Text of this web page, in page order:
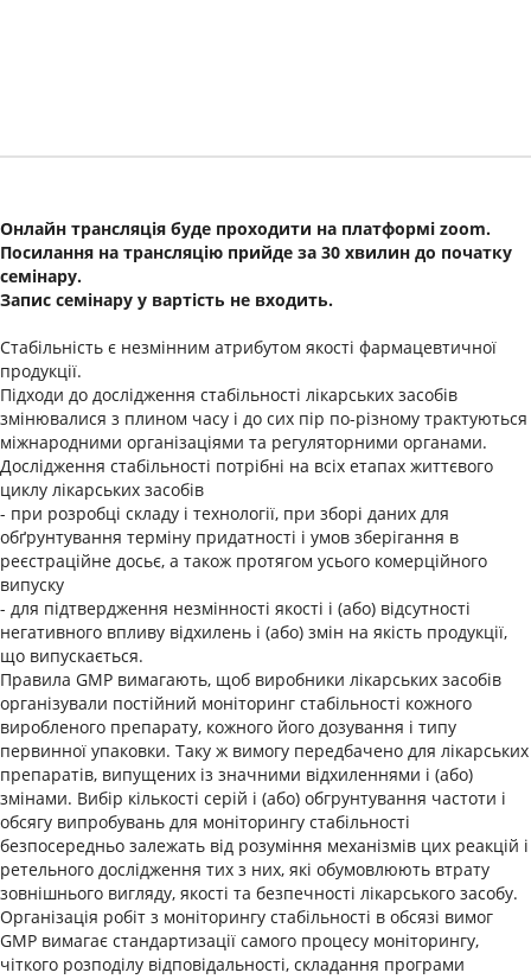
Онлайн трансляція буде проходити на платформі zoom.
Посилання на трансляцію прийде за 30 хвилин до початку
семінару.
Запис семінару у вартість не входить.
Стабільність є незмінним атрибутом якості фармацевтичної
продукції.
Підходи до дослідження стабільності лікарських засобів
змінювалися з плином часу і до сих пір по-різному трактуються
міжнародними організаціями та регуляторними органами.
Дослідження стабільності потрібні на всіх етапах життєвого
циклу лікарських засобів
- при розробці складу і технології, при зборі даних для
обґрунтування терміну придатності і умов зберігання в
реєстраційне досьє, а також протягом усього комерційного
випуску
- для підтвердження незмінності якості і (або) відсутності
негативного впливу відхилень і (або) змін на якість продукції,
що випускається.
Правила GMP вимагають, щоб виробники лікарських засобів
організували постійний моніторинг стабільності кожного
виробленого препарату, кожного його дозування і типу
первинної упаковки. Таку ж вимогу передбачено для лікарських
препаратів, випущених із значними відхиленнями і (або)
змінами. Вибір кількості серій і (або) обгрунтування частоти і
обсягу випробувань для моніторингу стабільності
безпосередньо залежать від розуміння механізмів цих реакцій і
ретельного дослідження тих з них, які обумовлюють втрату
зовнішнього вигляду, якості та безпечності лікарського засобу.
Організація робіт з моніторингу стабільності в обсязі вимог
GMP вимагає стандартизації самого процесу моніторингу,
чіткого розподілу відповідальності, складання програми